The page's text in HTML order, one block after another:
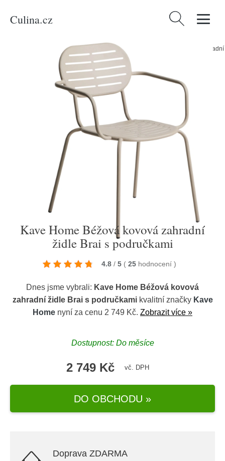
Culina.cz Vyhledávání
Produkty/Bydlení a doplňky /Kave Home Béžová kovová zahradní
židle Brai s područkami
Kave Home Béžová kovová zahradní
židle Brai s područkami
4.8 / 5 ( 25 hodnocení )
Dnes jsme vybrali: Kave Home Béžová kovová
zahradní židle Brai s područkamikvalitní značky Kave
Home nyní za cenu 2 749 Kč. Zobrazit více »
Dostupnost: Do měsíce
2 749 Kč vč. DPH
DO OBCHODU »
Doprava ZDARMA